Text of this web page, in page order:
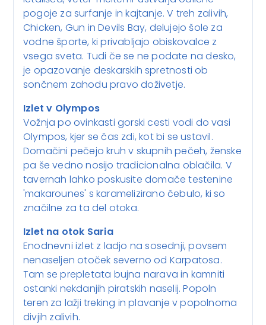
pogoje za surfanje in kajtanje. V treh zalivih,
Chicken, Gun in Devils Bay, delujejo šole za
vodne športe, ki privabljajo obiskovalce z
vsega sveta. Tudi če se ne podate na desko,
je opazovanje deskarskih spretnosti ob
sončnem zahodu pravo doživetje.
Izlet v Olympos
Vožnja po ovinkasti gorski cesti vodi do vasi
Olympos, kjer se čas zdi, kot bi se ustavil.
Domačini pečejo kruh v skupnih pečeh, ženske
pa še vedno nosijo tradicionalna oblačila. V
tavernah lahko poskusite domače testenine
'makarounes' s karamelizirano čebulo, ki so
značilne za ta del otoka.
Izlet na otok Saria
Enodnevni izlet z ladjo na sosednji, povsem
nenaseljen otoček severno od Karpatosa.
Tam se prepletata bujna narava in kamniti
ostanki nekdanjih piratskih naselij. Popoln
teren za lažji treking in plavanje v popolnoma
divjih zalivih.